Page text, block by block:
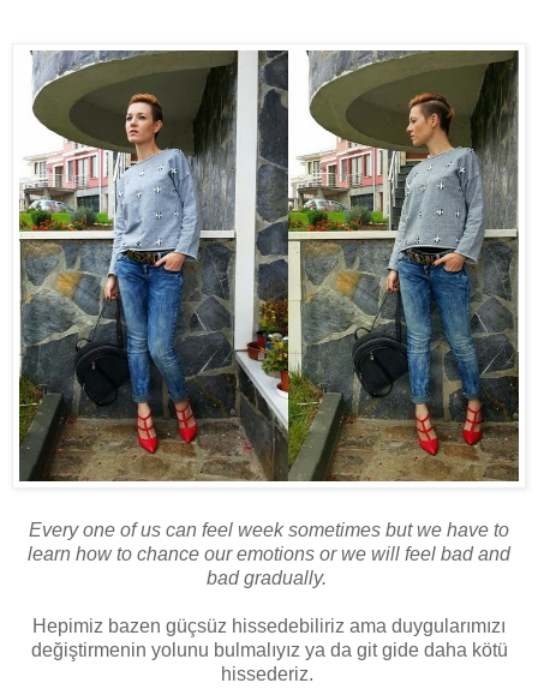
Every one of us can feel week sometimes but we have to
learn how to chance our emotions or we will feel bad and
bad gradually.
Hepimiz bazen güçsüz hissedebiliriz ama duygularımızı
değiştirmenin yolunu bulmalıyız ya da git gide daha kötü
hissederiz.